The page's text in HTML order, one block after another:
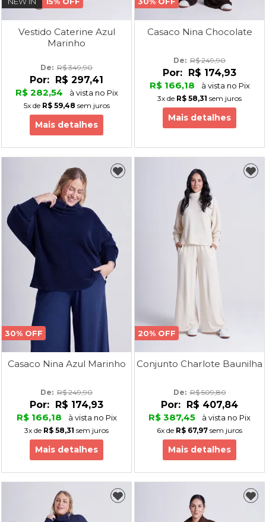
Vestido Caterine Azul
Marinho
De: R$ 349,90
Por:
R$ 297,41
R$ 282,54
à vista no Pix
5xde R$ 59,48 sem juros
Mais detalhes
Casaco Nina Chocolate
De: R$ 249,90
Por:
R$ 174,93
R$ 166,18
à vista no Pix
3x de R$ 58,31 sem juros
Mais detalhes
30% OFF
Casaco Nina Azul Marinho
De: R$ 249,90
Por: R$ 174,93
R$ 166,18
à vista no Pix
3x de R$ 58,31 sem juros
Mais detalhes
20% OFF
Conjunto Charlote Baunilha
De: R$ 509,80
Por: R$ 407,84
R$ 387,45
à vista no Pix
6x de R$ 67,97 sem juros
Mais detalhes